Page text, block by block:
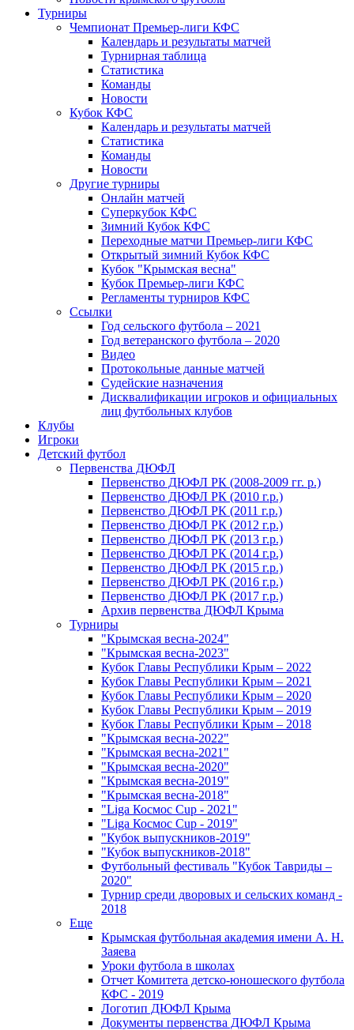
Турниры
Чемпионат Премьер-лиги КФС
Календарь и результаты матчей
Турнирная таблица
Статистика
Команды
Новости
Кубок КФС
Календарь и результаты матчей
Статистика
Команды
Новости
Другие турниры
Онлайн матчей
Суперкубок КФС
Зимний Кубок КФС
Переходные матчи Премьер-лиги КФС
Открытый зимний Кубок КФС
Кубок "Крымская весна"
Кубок Премьер-лиги КФС
Регламенты турниров КФС
Ссылки
Год сельского футбола – 2021
Год ветеранского футбола – 2020
Видео
Протокольные данные матчей
Судейские назначения
Дисквалификации игроков и официальных
лиц футбольных клубов
Клубы
Игроки
Детский футбол
Первенства ДЮФЛ
Первенство ДЮФЛ РК (2008-2009 гг. р.)
Первенство ДЮФЛ РК (2010 г.р.)
Первенство ДЮФЛ РК (2011 г.р.)
Первенство ДЮФЛ РК (2012 г.р.)
Первенство ДЮФЛ РК (2013 г.р.)
Первенство ДЮФЛ РК (2014 г.р.)
Первенство ДЮФЛ РК (2015 г.р.)
Первенство ДЮФЛ РК (2016 г.р.)
Первенство ДЮФЛ РК (2017 г.р.)
Архив первенства ДЮФЛ Крыма
Турниры
"Крымская весна-2024"
"Крымская весна-2023"
Кубок Главы Республики Крым – 2022
Кубок Главы Республики Крым – 2021
Кубок Главы Республики Крым – 2020
Кубок Главы Республики Крым – 2019
Кубок Главы Республики Крым – 2018
"Крымская весна-2022"
"Крымская весна-2021"
"Крымская весна-2020"
"Крымская весна-2019"
"Крымская весна-2018"
"Liga Космос Cup - 2021"
"Liga Космос Cup - 2019"
"Кубок выпускников-2019"
"Кубок выпускников-2018"
Футбольный фестиваль "Кубок Тавриды –
2020"
Турнир среди дворовых и сельских команд -
2018
Еще
Крымская футбольная академия имени А. Н.
Заяева
Уроки футбола в школах
Отчет Комитета детско-юношеского футбола
КФС - 2019
Логотип ДЮФЛ Крыма
Документы первенства ДЮФЛ Крыма